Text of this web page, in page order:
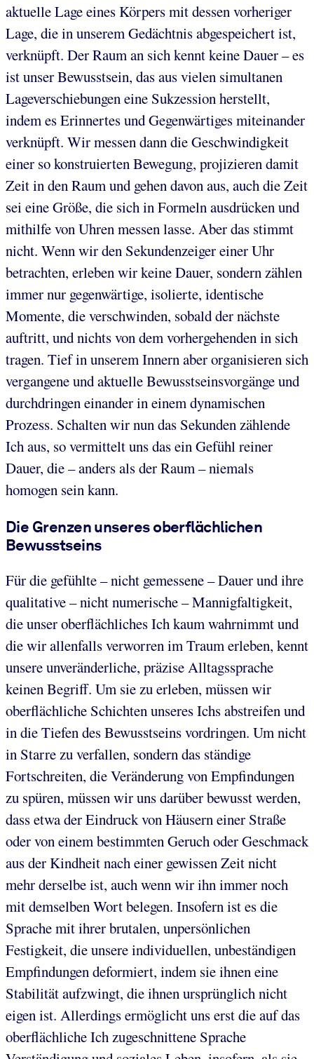
aktuelle Lage eines Körpers mit dessen vorheriger
Lage, die in unserem Gedächtnis abgespeichert ist,
verknüpft. Der Raum an sich kennt keine Dauer – es
ist unser Bewusstsein, das aus vielen simultanen
Lageverschiebungen eine Sukzession herstellt,
indem es Erinnertes und Gegenwärtiges miteinander
verknüpft. Wir messen dann die Geschwindigkeit
einer so konstruierten Bewegung, projizieren damit
Zeit in den Raum und gehen davon aus, auch die Zeit
sei eine Größe, die sich in Formeln ausdrücken und
mithilfe von Uhren messen lasse. Aber das stimmt
nicht. Wenn wir den Sekundenzeiger einer Uhr
betrachten, erleben wir keine Dauer, sondern zählen
immer nur gegenwärtige, isolierte, identische
Momente, die verschwinden, sobald der nächste
auftritt, und nichts von dem vorhergehenden in sich
tragen. Tief in unserem Innern aber organisieren sich
vergangene und aktuelle Bewusstseinsvorgänge und
durchdringen einander in einem dynamischen
Prozess. Schalten wir nun das Sekunden zählende
Ich aus, so vermittelt uns das ein Gefühl reiner
Dauer, die – anders als der Raum – niemals
homogen sein kann.
Die Grenzen unseres oberflächlichen
Bewusstseins
Für die gefühlte – nicht gemessene – Dauer und ihre
qualitative – nicht numerische – Mannigfaltigkeit,
die unser oberflächliches Ich kaum wahrnimmt und
die wir allenfalls verworren im Traum erleben, kennt
unsere unveränderliche, präzise Alltagssprache
keinen Begriff. Um sie zu erleben, müssen wir
oberflächliche Schichten unseres Ichs abstreifen und
in die Tiefen des Bewusstseins vordringen. Um nicht
in Starre zu verfallen, sondern das ständige
Fortschreiten, die Veränderung von Empfindungen
zu spüren, müssen wir uns darüber bewusst werden,
dass etwa der Eindruck von Häusern einer Straße
oder von einem bestimmten Geruch oder Geschmack
aus der Kindheit nach einer gewissen Zeit nicht
mehr derselbe ist, auch wenn wir ihn immer noch
mit demselben Wort belegen. Insofern ist es die
Sprache mit ihrer brutalen, unpersönlichen
Festigkeit, die unsere individuellen, unbeständigen
Empfindungen deformiert, indem sie ihnen eine
Stabilität aufzwingt, die ihnen ursprünglich nicht
eigen ist. Allerdings ermöglicht uns erst die auf das
oberflächliche Ich zugeschnittene Sprache